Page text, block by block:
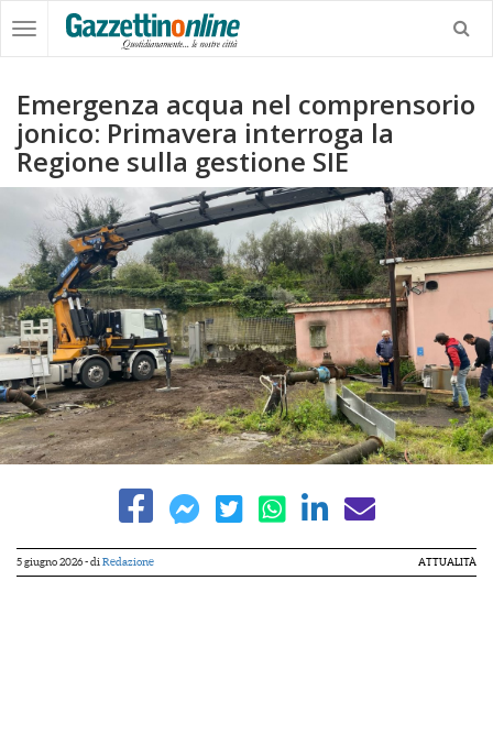
Emergenza acqua nel comprensorio
jonico: Primavera interroga la
Regione sulla gestione SIE
5 giugno 2026- di Redazione ATTUALITÀ